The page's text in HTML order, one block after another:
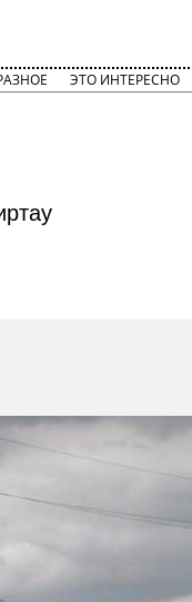
ЭТО ИНТЕРЕСНО